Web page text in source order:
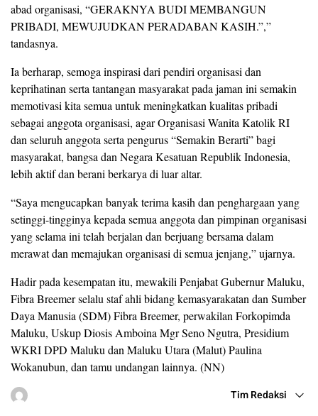
abad organisasi, “GERAKNYA BUDI MEMBANGUN
PRIBADI, MEWUJUDKAN PERADABAN KASIH.”,”
tandasnya.
Ia berharap, semoga inspirasi dari pendiri organisasi dan
keprihatinan serta tantangan masyarakat pada jaman ini semakin
memotivasi kita semua untuk meningkatkan kualitas pribadi
sebagai anggota organisasi, agar Organisasi Wanita Katolik RI
dan seluruh anggota serta pengurus “Semakin Berarti” bagi
masyarakat, bangsa dan Negara Kesatuan Republik Indonesia,
lebih aktif dan berani berkarya di luar altar.
“Saya mengucapkan banyak terima kasih dan penghargaan yang
setinggi-tingginya kepada semua anggota dan pimpinan organisasi
yang selama ini telah berjalan dan berjuang bersama dalam
merawat dan memajukan organisasi di semua jenjang,” ujarnya.
Hadir pada kesempatan itu, mewakili Penjabat Gubernur Maluku,
Fibra Breemer selalu staf ahli bidang kemasyarakatan dan Sumber
Daya Manusia (SDM) Fibra Breemer, perwakilan Forkopimda
Maluku, Uskup Diosis Amboina Mgr Seno Ngutra, Presidium
WKRI DPD Maluku dan Maluku Utara (Malut) Paulina
Wokanubun, dan tamu undangan lainnya. (NN)
Tim Redaksi